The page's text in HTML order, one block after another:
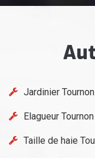
Jardinier
Elagueur
Taille de haie